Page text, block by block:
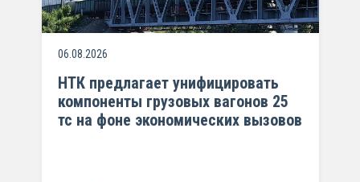
06.08.2026
НТК предлагает унифицировать
компоненты грузовых вагонов 25
тс на фоне экономических вызовов